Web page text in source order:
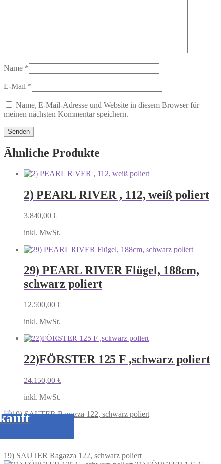
Name *
E-Mail *
Name, E-Mail-Adresse und Website in diesem Browser für
meinen nächsten Kommentar speichern.
Ähnliche Produkte
2) PEARL RIVER , 112, weiß poliert
3.840,00 €
inkl. MwSt.
29) PEARL RIVER Flügel, 188cm,
schwarz poliert
12.500,00 €
inkl. MwSt.
22)FÖRSTER 125 F ,schwarz poliert
24.150,00 €
inkl. MwSt.
19) SAUTER Ragazza 122, schwarz poliert